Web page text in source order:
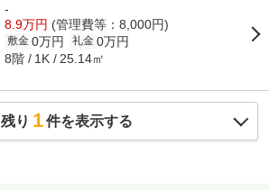
-
8.9万円 (管理費等：8,000円)
敷金 0万円 礼金 0万円
8階 1K 25.14㎡
残り 1件を表示する